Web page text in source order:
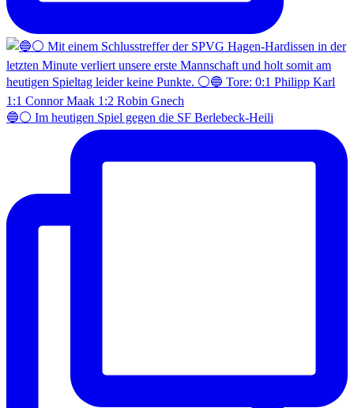
🔵⚪️ Im heutigen Spiel gegen die SF Berlebeck-Heili